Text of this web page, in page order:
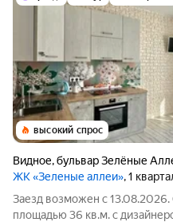
высокий спрос
Видное,бульвар Зелёные
ЖК «Зеленые аллеи», 1
Заезд возможен с 13.08.2026.
площадью 36 кв.м. с